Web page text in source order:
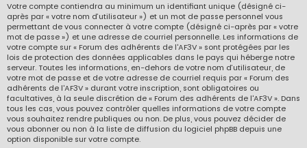
Votre compte contiendra au minimum un identifiant unique (désigné ci-
après par « votre nom d’utilisateur ») et un mot de passe personnel vous
permettant de vous connecter à votre compte (désigné ci-après par « votre
mot de passe ») et une adresse de courriel personnelle. Les informations de
votre compte sur « Forum des adhérents de l'AF3V » sont protégées par les
lois de protection des données applicables dans le pays qui héberge notre
serveur. Toutes les informations, en-dehors de votre nom d’utilisateur, de
votre mot de passe et de votre adresse de courriel requis par « Forum des
adhérents de l'AF3V » durant votre inscription, sont obligatoires ou
facultatives, à la seule discrétion de « Forum des adhérents de l'AF3V ». Dans
tous les cas, vous pouvez contrôler quelles informations de votre compte
vous souhaitez rendre publiques ou non. De plus, vous pouvez décider de
vous abonner ou non à la liste de diffusion du logiciel phpBB depuis une
option disponible sur votre compte.